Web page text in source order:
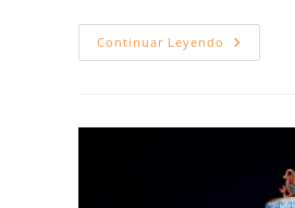
Continuar Leyendo